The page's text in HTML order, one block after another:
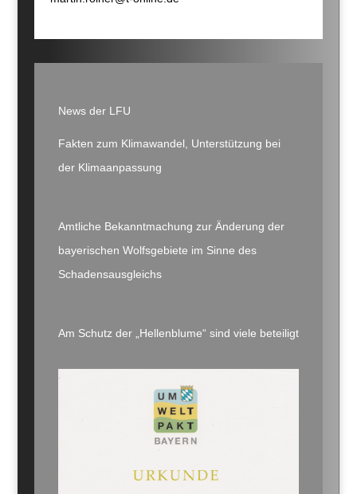
News der LFU
Fakten zum Klimawandel, Unterstützung bei
der Klimaanpassung
Amtliche Bekanntmachung zur Änderung der
bayerischen Wolfsgebiete im Sinne des
Schadensausgleichs
Am Schutz der „Hellenblume“ sind viele beteiligt